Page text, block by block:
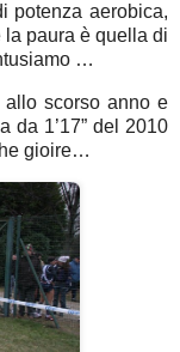
potenza aerobica,
la paura è quella di
…
allo scorso anno e
da 1’17” del 2010
gioire…